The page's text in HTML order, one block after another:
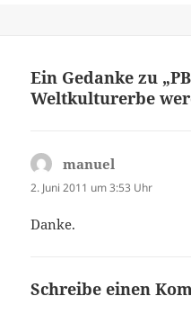
Ein Gedanke zu
Weltkulturerbe
manuel
2. Juni 2011 um 3:53 Uhr
Danke.
Schreibe einen